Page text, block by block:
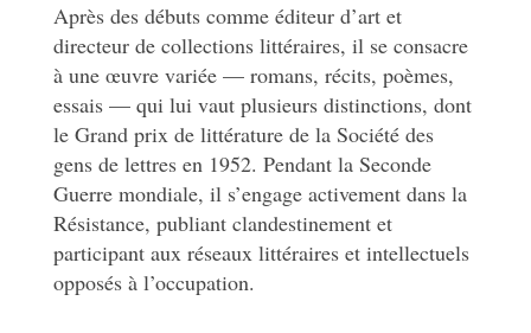
Après des débuts comme éditeur d’art et
directeur de collections littéraires, il se consacre
à une œuvre variée — romans, récits, poèmes,
essais — qui lui vaut plusieurs distinctions, dont
le Grand prix de littérature de la Société des
gens de lettres en 1952. Pendant la Seconde
Guerre mondiale, il s’engage activement dans la
Résistance, publiant clandestinement et
participant aux réseaux littéraires et intellectuels
opposés à l’occupation.